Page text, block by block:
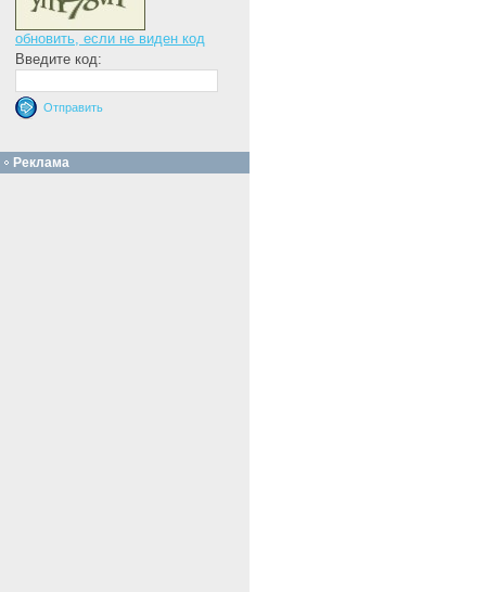
обновить, если не виден код
Введите код:
Реклама